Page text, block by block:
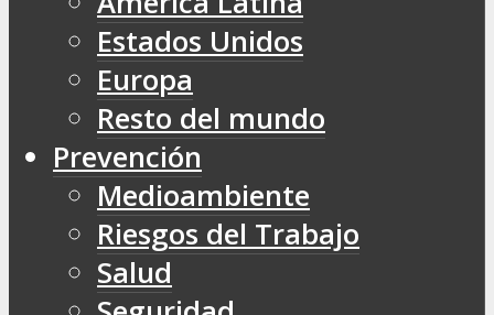
Estados Unidos
Europa
Resto del mundo
Prevención
Medioambiente
Riesgos del Trabajo
Salud